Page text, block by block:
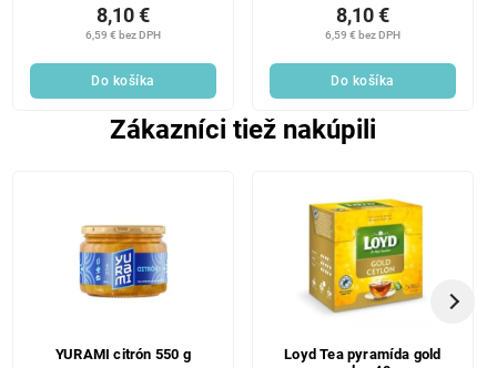
6,59 € bez DPH
8,10 €
Do košíka
6,59 € bez DPH
8,10 €
Do košíka
Zákazníci tiež nakúpili
YURAMI citrón 550 g
Loyd Tea pyramída gold